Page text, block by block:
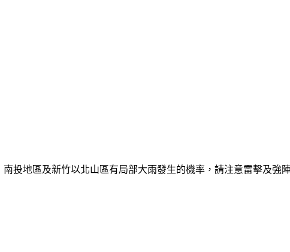
投地區及新竹以北山區有局部大雨發生的機率，請注意雷擊及強